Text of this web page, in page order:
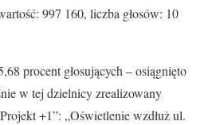
997 160, liczba głosów: 10
procent głosujących – osiągnięto
w tej dzielnicy zrealizowany
+1”: „Oświetlenie wzdłuż ul.